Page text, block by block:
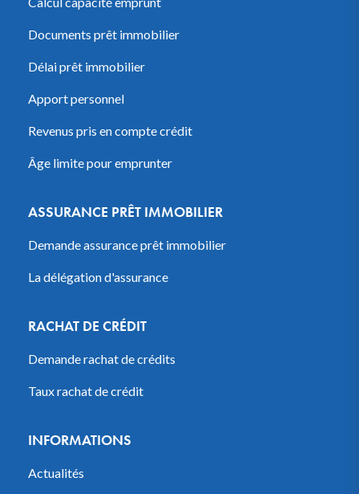
Documents prêt immobilier
Délai prêt immobilier
Apport personnel
Revenus pris en compte crédit
Âge limite pour emprunter
ASSURANCE PRÊT IMMOBILIER
Demande assurance prêt immobilier
La délégation d'assurance
RACHAT DE CRÉDIT
Demande rachat de crédits
Taux rachat de crédit
INFORMATIONS
Actualités